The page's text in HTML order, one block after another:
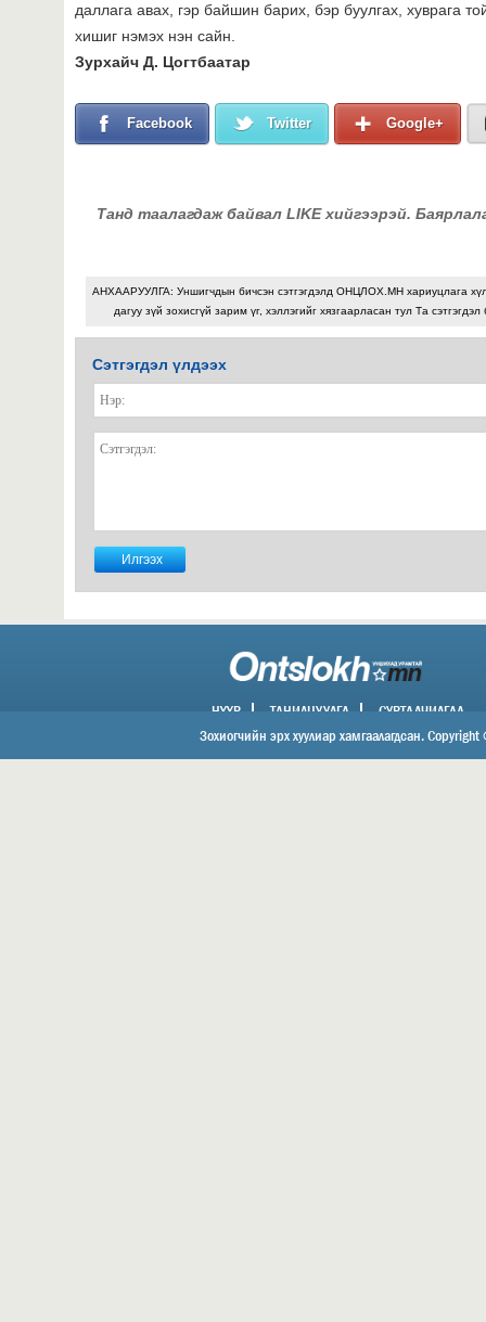
даллага авах, гэр байшин барих, бэр буулгах, хуврага
хишиг нэмэх нэн сайн.
Зурхайч Д. Цогтбаатар
Facebook Twitter Google+
Танд таалагдаж байвал LIKE хийгээрэй.
АНХААРУУЛГА: Уншигчдын бичсэн сэтгэгдэлд ОНЦЛОХ.МН хариуцлага
дагуу зүй зохисгүй зарим үг, хэллэгийг хязгаарласан тул Та
Сэтгэгдэл үлдээх
НҮҮР ТАНИЛЦУУЛГА СУРТАЛЧИЛГАА
ХОЛБОО БАРИХ
Зохиогчийн эрх хуулиар хамгаалагдсан.